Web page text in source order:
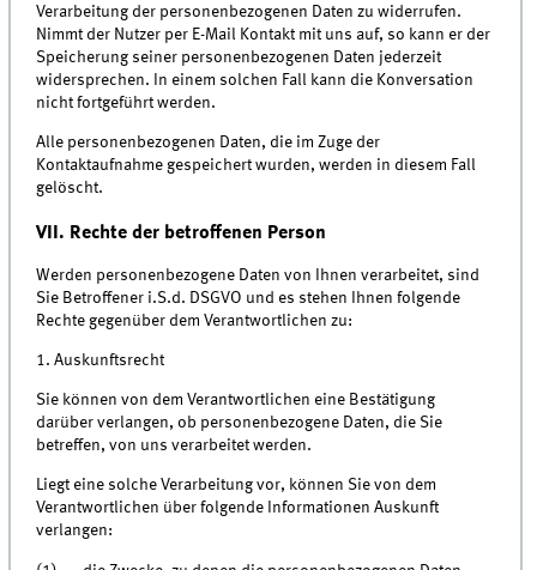
Verarbeitung der personenbezogenen Daten zu widerrufen.
Nimmt der Nutzer per E-Mail Kontakt mit uns auf, so kann er der
Speicherung seiner personenbezogenen Daten jederzeit
widersprechen. In einem solchen Fall kann die Konversation
nicht fortgeführt werden.
Alle personenbezogenen Daten, die im Zuge der
Kontaktaufnahme gespeichert wurden, werden in diesem Fall
gelöscht.
VII. Rechte der betroffenen Person
Werden personenbezogene Daten von Ihnen verarbeitet, sind
Sie Betroffener i.S.d. DSGVO und es stehen Ihnen folgende
Rechte gegenüber dem Verantwortlichen zu:
1. Auskunftsrecht
Sie können von dem Verantwortlichen eine Bestätigung
darüber verlangen, ob personenbezogene Daten, die Sie
betreffen, von uns verarbeitet werden.
Liegt eine solche Verarbeitung vor, können Sie von dem
Verantwortlichen über folgende Informationen Auskunft
verlangen: